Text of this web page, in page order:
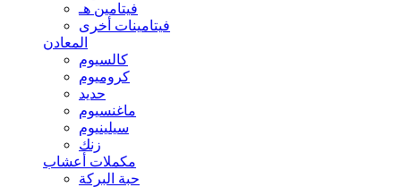
فيتامين هـ
فيتامينات أخرى
المعادن
كالسيوم
كروميوم
حديد
ماغنسيوم
سيلينيوم
زنك
مكملات أعشاب
حبة البركة